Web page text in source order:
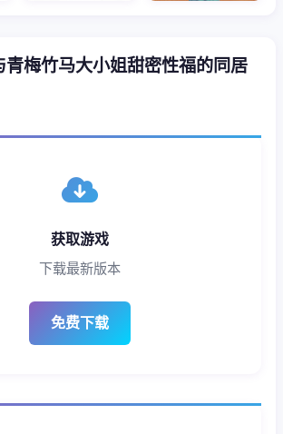
梅竹马大小姐甜密性福的同居
获取游戏
下载最新版本
免费下载